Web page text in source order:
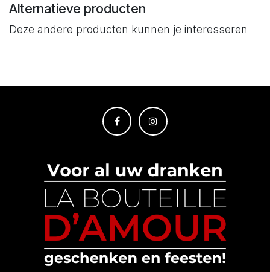
Alternatieve producten
Deze andere producten kunnen je interesseren